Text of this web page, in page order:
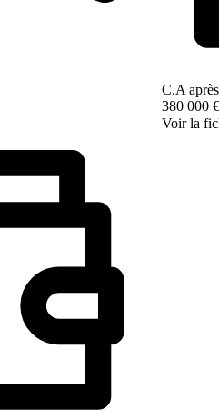
C.A
380 000 €
Voir la